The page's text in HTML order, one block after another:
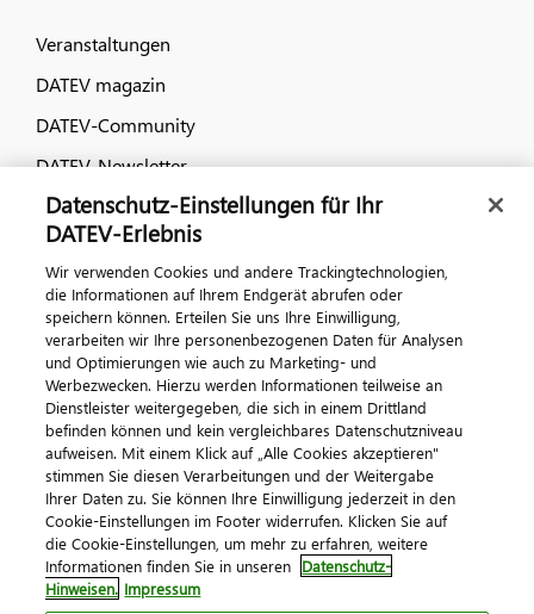
Veranstaltungen
DATEV magazin
DATEV-Community
DATEV-Newsletter
Kontaktieren Sie uns
© 2026 DATEV eG
ImpressumDatenschutzAGB Kontakt
Cookie-Einstellungen
Datenschutz-Einstellungen für Ihr
DATEV-Erlebnis
Wir verwenden Cookies und andere Trackingtechnologien,
die Informationen auf Ihrem Endgerät abrufen oder
speichern können. Erteilen Sie uns Ihre Einwilligung,
verarbeiten wir Ihre personenbezogenen Daten für Analysen
und Optimierungen wie auch zu Marketing- und
Werbezwecken. Hierzu werden Informationen teilweise an
Dienstleister weitergegeben, die sich in einem Drittland
befinden können und kein vergleichbares Datenschutzniveau
aufweisen. Mit einem Klick auf „Alle Cookies akzeptieren"
stimmen Sie diesen Verarbeitungen und der Weitergabe
Ihrer Daten zu. Sie können Ihre Einwilligung jederzeit in den
Cookie-Einstellungen im Footer widerrufen. Klicken Sie auf
die Cookie-Einstellungen, um mehr zu erfahren, weitere
Informationen finden Sie in unseren Datenschutz-
Hinweisen. Impressum